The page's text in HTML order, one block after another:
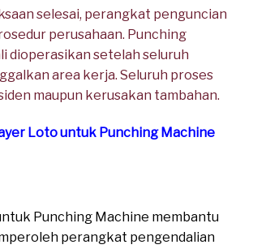
selesai, perangkat penguncian
perusahaan. Punching
dioperasikan setelah seluruh
area kerja. Seluruh proses
maupun kerusakan tambahan.
Loto untuk Punching Machine
Punching Machine membantu
perangkat pengendalian